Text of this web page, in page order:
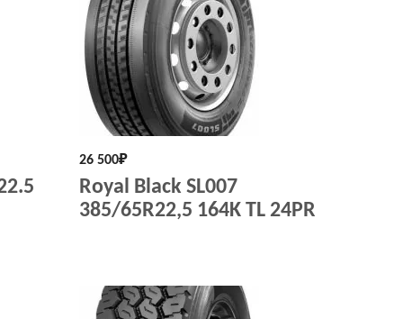
26 500₽
Royal Black SL007
385/65R22,5 164K TL 24PR